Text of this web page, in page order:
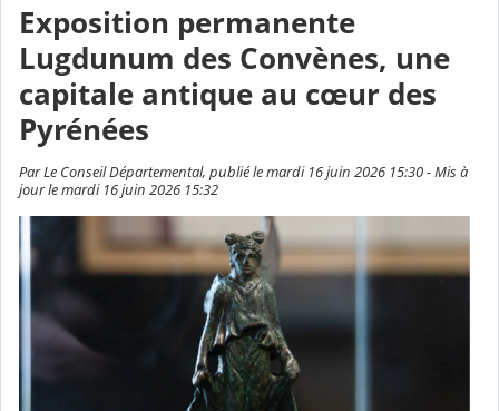
Exposition permanente
Lugdunum des Convènes, une
capitale antique au cœur des
Pyrénées
Par Le Conseil Départemental, publié le mardi 16 juin 2026 15:30 - Mis à
jour le mardi 16 juin 2026 15:32